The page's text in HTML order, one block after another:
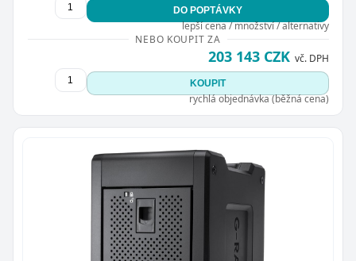
DO POPTÁVKY
lepší cena / množství / alternativy
NEBO KOUPIT ZA
203 143 CZK vč. DPH
KOUPIT
rychlá objednávka (běžná cena)